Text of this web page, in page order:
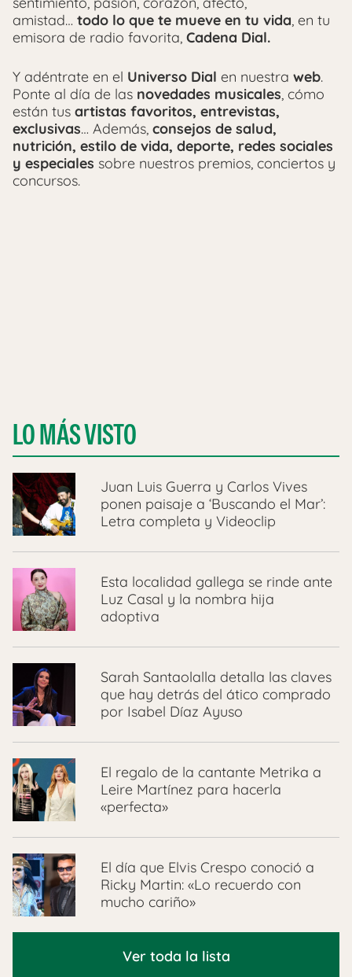
amistad… todo lo que te mueve en tu vida, en tu
emisora de radio favorita, Cadena Dial.
Y adéntrate en el Universo Dial en nuestra web.
Ponte al día de las novedades musicales, cómo
están tus artistas favoritos, entrevistas,
exclusivas… Además, consejos de salud,
nutrición, estilo de vida, deporte, redes sociales
y especiales sobre nuestros premios, conciertos y
concursos.
LO MÁS VISTO
Juan Luis Guerra y Carlos Vives
ponen paisaje a ‘Buscando el Mar’:
Letra completa y Videoclip
Esta localidad gallega se rinde ante
Luz Casal y la nombra hija
adoptiva
Sarah Santaolalla detalla las claves
que hay detrás del ático comprado
por Isabel Díaz Ayuso
El regalo de la cantante Metrika a
Leire Martínez para hacerla
«perfecta»
El día que Elvis Crespo conoció a
Ricky Martin: «Lo recuerdo con
mucho cariño»
Ver toda la lista